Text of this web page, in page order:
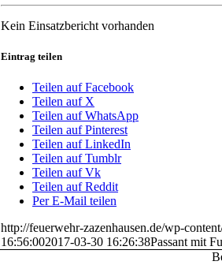
Kein Einsatzbericht vorhanden
Eintrag teilen
Teilen auf Facebook
Teilen auf X
Teilen auf WhatsApp
Teilen auf Pinterest
Teilen auf LinkedIn
Teilen auf Tumblr
Teilen auf Vk
Teilen auf Reddit
Per E-Mail teilen
http://feuerwehr-zazenhausen.de/wp-
16:56:002017-03-30 16:26:38Passant mit